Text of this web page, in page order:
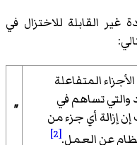
غير القابلة للاختزال في
المتفاعلة
تساهم في
إزالة أي جزء من
عن العمل.[2]
"